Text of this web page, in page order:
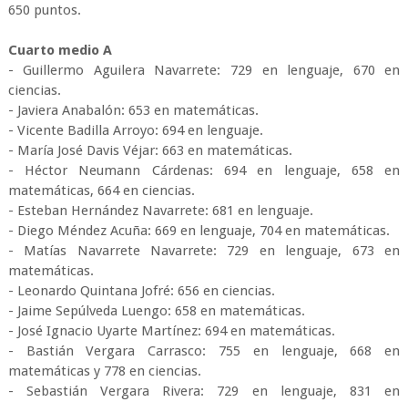
650 puntos.
Cuarto medio A
- Guillermo Aguilera Navarrete: 729 en lenguaje, 670 en
ciencias.
- Javiera Anabalón: 653 en matemáticas.
- Vicente Badilla Arroyo: 694 en lenguaje.
- María José Davis Véjar: 663 en matemáticas.
- Héctor Neumann Cárdenas: 694 en lenguaje, 658 en
matemáticas, 664 en ciencias.
- Esteban Hernández Navarrete: 681 en lenguaje.
- Diego Méndez Acuña: 669 en lenguaje, 704 en matemáticas.
- Matías Navarrete Navarrete: 729 en lenguaje, 673 en
matemáticas.
- Leonardo Quintana Jofré: 656 en ciencias.
- Jaime Sepúlveda Luengo: 658 en matemáticas.
- José Ignacio Uyarte Martínez: 694 en matemáticas.
- Bastián Vergara Carrasco: 755 en lenguaje, 668 en
matemáticas y 778 en ciencias.
- Sebastián Vergara Rivera: 729 en lenguaje, 831 en